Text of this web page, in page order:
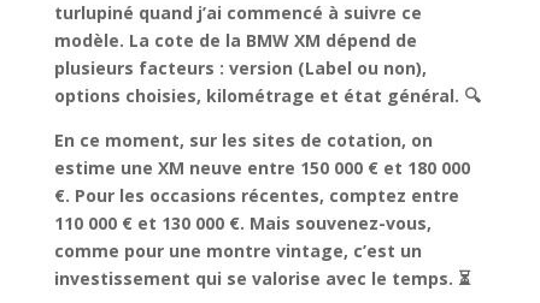
turlupiné quand j’ai commencé à suivre ce
modèle. La cote de la BMW XM dépend de
plusieurs facteurs : version (Label ou non),
options choisies, kilométrage et état général. 🔍
En ce moment, sur les sites de cotation, on
estime une XM neuve entre 150 000 € et 180 000
€. Pour les occasions récentes, comptez entre
110 000 € et 130 000 €. Mais souvenez-vous,
comme pour une montre vintage, c’est un
investissement qui se valorise avec le temps. ⏳